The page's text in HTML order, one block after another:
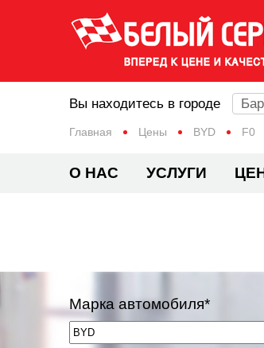
Главная Цены BYD F0
Вы находитесь в городе
О НАС УСЛУГИ
Марка автомобиля*